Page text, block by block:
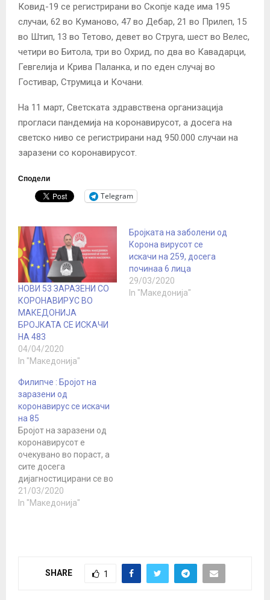
Ковид-19 се регистрирани во Скопје каде има 195
случаи, 62 во Куманово, 47 во Дебар, 21 во Прилеп, 15
во Штип, 13 во Тетово, девет во Струга, шест во Велес,
четири во Битола, три во Охрид, по два во Кавадарци,
Гевгелија и Крива Паланка, и по еден случај во
Гостивар, Струмица и Кочани.
На 11 март, Светската здравствена организација
прогласи пандемија на коронавирусот, а досега на
светско ниво се регистрирани над 950.000 случаи на
заразени со коронавирусот.
Сподели
Telegram
НОВИ 53 ЗАРАЗЕНИ СО
КОРОНАВИРУС ВО
МАКЕДОНИЈА
БРОЈКАТА СЕ ИСКАЧИ
НА 483
04/04/2020
In "Македонија"
Бројката на заболени од
Корона вирусот се
искачи на 259, досега
починаа 6 лица
29/03/2020
In "Македонија"
Филипче : Бројот на
заразени од
коронавирус се искачи
на 85
Бројот на заразени од
коронавирусот е
очекувано во пораст, а
сите досега
дијагностицирани се во
некаква корелација со
веќе познати случаи. Во
лица во државата,
21/03/2020
In "Македонија"
SHARE 1